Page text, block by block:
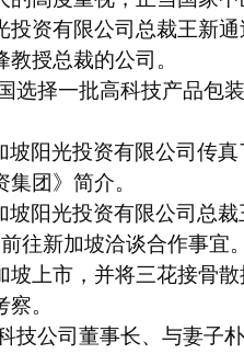
投资有限公司总裁王新
授总裁的公司。
选择一批高科技产品包
坡阳光投资有限公司传
团》简介。
坡阳光投资有限公司总
往新加坡洽谈合作事宜
坡上市，并将三花接骨
。
技公司董事长、与妻子